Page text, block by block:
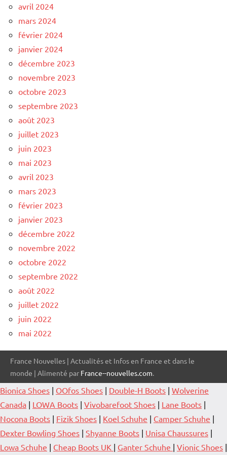
avril 2024
mars 2024
février 2024
janvier 2024
décembre 2023
novembre 2023
octobre 2023
septembre 2023
août 2023
juillet 2023
juin 2023
mai 2023
avril 2023
mars 2023
février 2023
janvier 2023
décembre 2022
novembre 2022
octobre 2022
septembre 2022
août 2022
juillet 2022
juin 2022
mai 2022
France Nouvelles | Actualités et Infos en France et dans le
monde | Alimenté par France--nouvelles.com.
Bionica Shoes | OOfos Shoes | Double-H Boots | Wolverine
Canada | LOWA Boots | Vivobarefoot Shoes | Lane Boots |
Nocona Boots | Fizik Shoes | Koel Schuhe | Camper Schuhe |
Dexter Bowling Shoes | Shyanne Boots | Unisa Chaussures |
Lowa Schuhe | Cheap Boots UK | Ganter Schuhe | Vionic Shoes |